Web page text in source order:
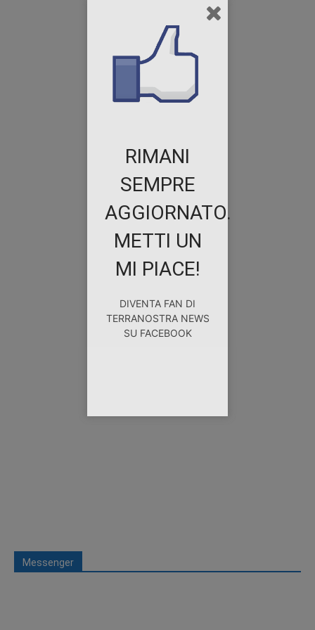
Messenger
RIMANI
SEMPRE
AGGIORNATO.
METTI UN
MI PIACE!
DIVENTA FAN DI
TERRANOSTRA NEWS
SU FACEBOOK